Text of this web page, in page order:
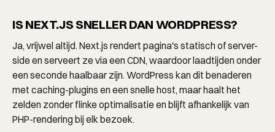
IS NEXT.JS SNELLER DAN WORDPRESS?
Ja, vrijwel altijd. Next.js rendert pagina's statisch of server-
side en serveert ze via een CDN, waardoor laadtijden onder
een seconde haalbaar zijn. WordPress kan dit benaderen
met caching-plugins en een snelle host, maar haalt het
zelden zonder flinke optimalisatie en blijft afhankelijk van
PHP-rendering bij elk bezoek.